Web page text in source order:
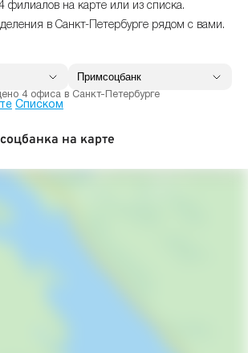
филиалов на карте или из списка.
в Санкт-Петербурге рядом с вами.
4 офиса в Санкт-Петербурге
Списком
на карте